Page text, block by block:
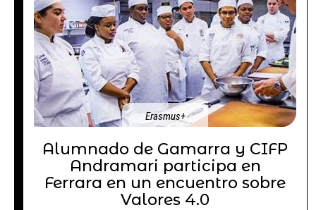
Erasmus+
Alumnado de Gamarra y CIFP
Andramari participa en
Ferrara en un encuentro sobre
Valores 4.0